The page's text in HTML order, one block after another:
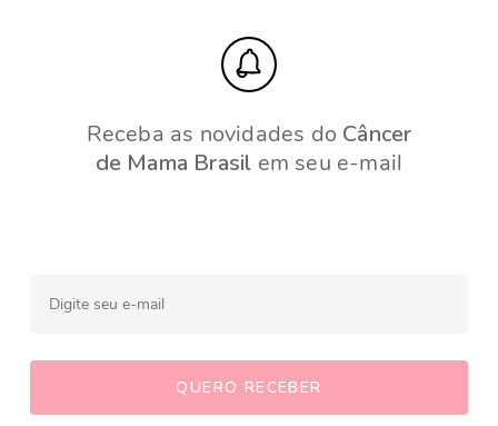
Receba as novidades do Câncer
de Mama Brasil em seu e-mail